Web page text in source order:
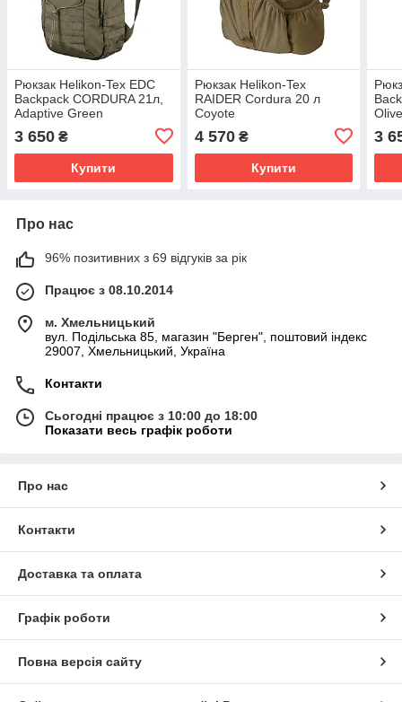
Рюкзак Helikon-Tex EDC
Backpack CORDURA 21л,
Adaptive Green
3 650 ₴
Купити
Рюкзак Helikon-Tex
RAIDER Cordura 20 л
Coyote
4 570₴
Купити
3
Про нас
96% позитивних з 69 відгуків за рік
Працює з 08.10.2014
м. Хмельницький
вул. Подільська 85, магазин "Берген", поштовий індекс
29007, Хмельницький, Україна
Контакти
Сьогодні працює з 10:00 до 18:00
Показати весь графік роботи
Про нас
Контакти
Доставка та оплата
Графік роботи
Повна версія сайту